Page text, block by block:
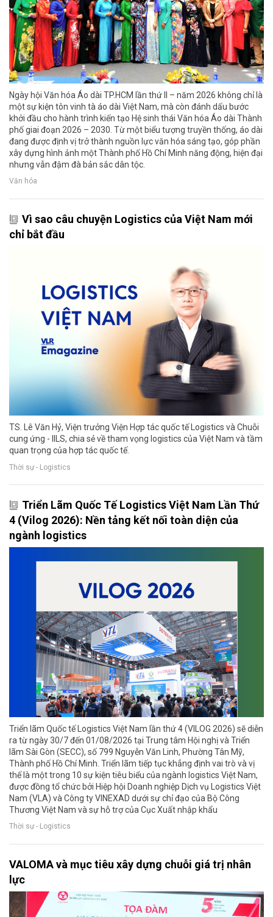
Ngày hội Văn hóa Áo dài TP.HCM lần thứ II – năm 2026 không chỉ là
một sự kiện tôn vinh tà áo dài Việt Nam, mà còn đánh dấu bước
khởi đầu cho hành trình kiến tạo Hệ sinh thái Văn hóa Áo dài Thành
phố giai đoạn 2026 – 2030. Từ một biểu tượng truyền thống, áo dài
đang được định vị trở thành nguồn lực văn hóa sáng tạo, góp phần
xây dựng hình ảnh một Thành phố Hồ Chí Minh năng động, hiện đại
nhưng vẫn đậm đà bản sắc dân tộc.
Văn hóa
Vì sao câu chuyện Logistics của Việt Nam mới
chỉ bắt đầu
TS. Lê Văn Hỷ, Viện trưởng Viện Hợp tác quốc tế Logistics và Chuỗi
cung ứng - IILS, chia sẻ về tham vọng logistics của Việt Nam và tầm
quan trọng của hợp tác quốc tế.
Thời sự - Logistics
Triển Lãm Quốc Tế Logistics Việt Nam Lần Thứ
4 (Vilog 2026): Nền tảng kết nối toàn diện của
ngành logistics
Triển lãm Quốc tế Logistics Việt Nam lần thứ 4 (VILOG 2026) sẽ diễn
ra từ ngày 30/7 đến 01/08/2026 tại Trung tâm Hội nghị và Triển
lãm Sài Gòn (SECC), số 799 Nguyễn Văn Linh, Phường Tân Mỹ,
Thành phố Hồ Chí Minh. Triển lãm tiếp tục khẳng định vai trò và vị
thế là một trong 10 sự kiện tiêu biểu của ngành logistics Việt Nam,
được đồng tổ chức bởi Hiệp hội Doanh nghiệp Dịch vụ Logistics Việt
Nam (VLA) và Công ty VINEXAD dưới sự chỉ đạo của Bộ Công
Thương Việt Nam và sự hỗ trợ của Cục Xuất nhập khẩu
Thời sự - Logistics
VALOMA và mục tiêu xây dựng chuỗi giá trị nhân
lực